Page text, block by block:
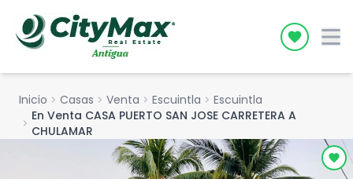
Icon
Inicio chevron_right Casas chevron_right Venta chevron_right Escuintla chevron_right Escuintla
chevron_right En Venta CASA PUERTO SAN JOSE CARRETERA A
CHULAMAR